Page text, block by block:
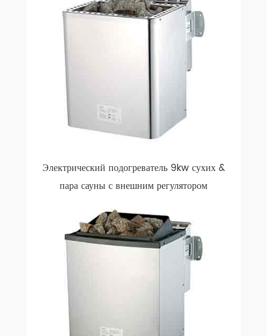
Электрический подогреватель 9kw сухих &
пара сауны с внешним регулятором